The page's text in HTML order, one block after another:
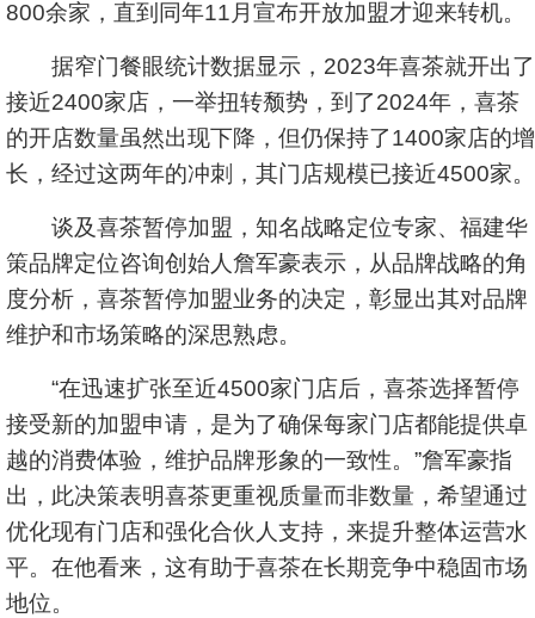
800余家，直到同年11月宣布开放加盟才迎来转机。
据窄门餐眼统计数据显示，2023年喜茶就开出了
接近2400家店，一举扭转颓势，到了2024年，喜茶
的开店数量虽然出现下降，但仍保持了1400家店的增
长，经过这两年的冲刺，其门店规模已接近4500家。
谈及喜茶暂停加盟，知名战略定位专家、福建华
策品牌定位咨询创始人詹军豪表示，从品牌战略的角
度分析，喜茶暂停加盟业务的决定，彰显出其对品牌
维护和市场策略的深思熟虑。
“在迅速扩张至近4500家门店后，喜茶选择暂停
接受新的加盟申请，是为了确保每家门店都能提供卓
越的消费体验，维护品牌形象的一致性。”詹军豪指
出，此决策表明喜茶更重视质量而非数量，希望通过
优化现有门店和强化合伙人支持，来提升整体运营水
平。在他看来，这有助于喜茶在长期竞争中稳固市场
地位。